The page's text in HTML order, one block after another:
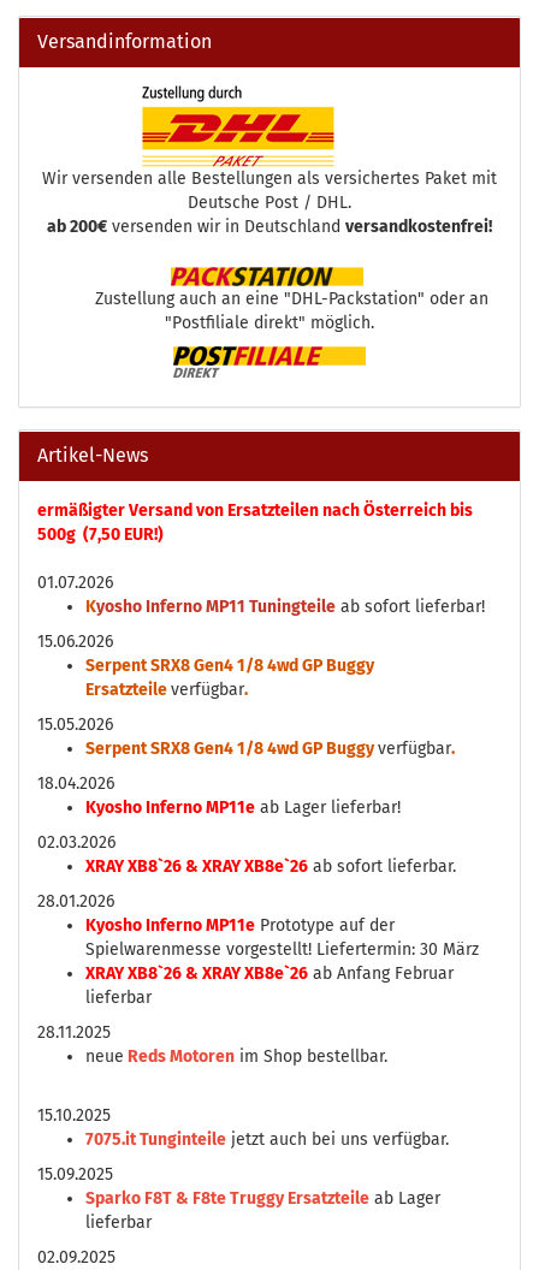
Versandinformation
Wir versenden alle Bestellungen als versichertes Paket mit
Deutsche Post / DHL.
ab 200€ versenden wir in Deutschland versandkostenfrei!
Zustellung auch an eine "DHL-Packstation" oder an
"Postfiliale direkt" möglich.
Artikel-News
ermäßigter Versand von Ersatzteilen nach Österreich bis
500g (7,50 EUR!)
01.07.2026
Kyosho Inferno MP11 Tuningteile ab sofort lieferbar!
15.06.2026
Serpent SRX8 Gen4 1/8 4wd GP Buggy
Ersatzteileverfügbar.
15.05.2026
Serpent SRX8 Gen4 1/8 4wd GP Buggyverfügbar.
18.04.2026
Kyosho Inferno MP11e ab Lager lieferbar!
02.03.2026
XRAY XB8`26 & XRAY XB8e`26 ab sofort lieferbar.
28.01.2026
Kyosho Inferno MP11e Prototype auf der
Spielwarenmesse vorgestellt! Liefertermin: 30 März
XRAY XB8`26 & XRAY XB8e`26 ab Anfang Februar
lieferbar
28.11.2025
neue Reds Motoren im Shop bestellbar.
15.10.2025
7075.it Tunginteile jetzt auch bei uns verfügbar.
15.09.2025
Sparko F8T & F8te Truggy Ersatzteile ab Lager
lieferbar
02.09.2025